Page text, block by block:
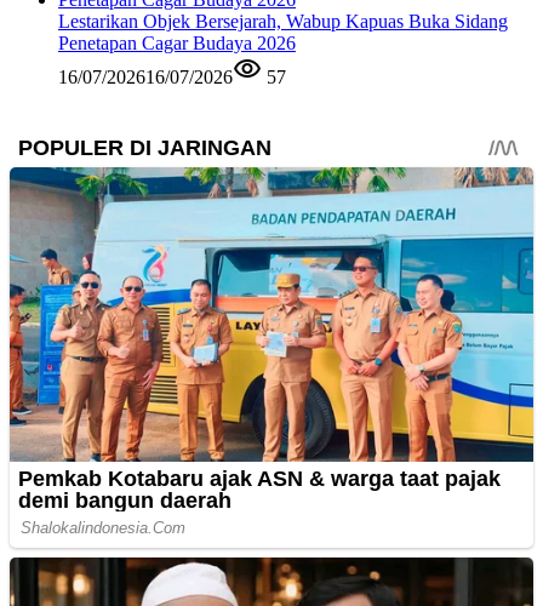
Lestarikan Objek Bersejarah, Wabup Kapuas Buka Sidang
Penetapan Cagar Budaya 2026
16/07/202616/07/2026 57